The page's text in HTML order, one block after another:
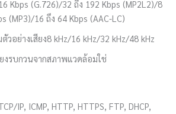
Kbps (G.726)/32 ถึง 192 Kbps (MP2L2)/8
(MP3)/16 ถึง 64 Kbps (AAC-LC)
วอย่างเสียง8 kHz/16 kHz/32 kHz/48 kHz
ยงรบกวนจากสภาพแวดล้อมใช่
IP, ICMP, HTTP, HTTPS, FTP, DHCP,